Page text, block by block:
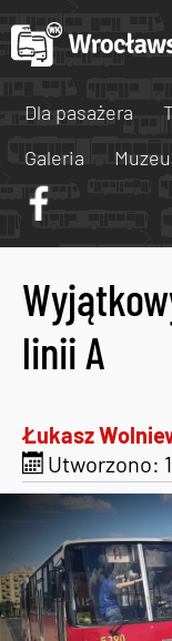
Dla pasażera
Galeria
linii A
Łukasz
Utworzono: